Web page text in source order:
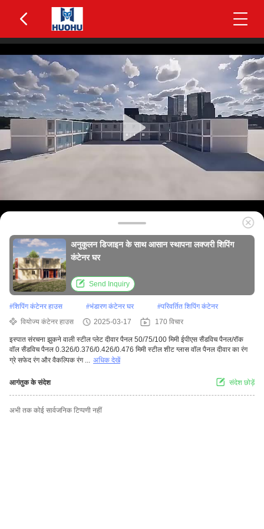
अनुकूलन डिजाइन के साथ आसान स्थापना लक्जरी शिपिंग
कंटेनर घर
Send Inquiry
#शिपिंग कंटेनर हाउस #भंडारण कंटेनर घर #परिवर्तित शिपिंग कंटेनर
वियोज्य कंटेनर हाउस
2025-03-17 170 विचार
इस्पात संरचना झुकने वाली स्टील प्लेट दीवार पैनल 50/75/100 मिमी ईपीएस सैंडविच पैनल/रॉक
वॉल सैंडविच पैनल 0.326/0.376/0.426/0.476 मिमी स्टील शीट ग्लास वॉल पैनल दीवार का रंग
ग्रे सफेद रंग और वैकल्पिक रंग ... अधिक देखें
आगंतुक के संदेश संदेश छोड़ें
अभी तक कोई सार्वजनिक टिप्पणी नहीं